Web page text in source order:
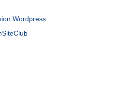
Wordpress